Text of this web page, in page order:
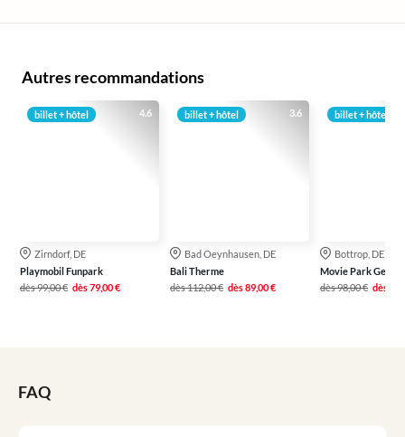
Autres recommandations
4.6
billet + hôtel
Zirndorf, DE
Playmobil Funpark
dès99,00 € dès79,00 €
3.6
billet + hôtel
Bad Oeynhausen, DE
Bali Therme
dès112,00 € dès89,00 €
billet + hôtel
Bottrop, DE
Movie Park
dès98,00 € dès
FAQ